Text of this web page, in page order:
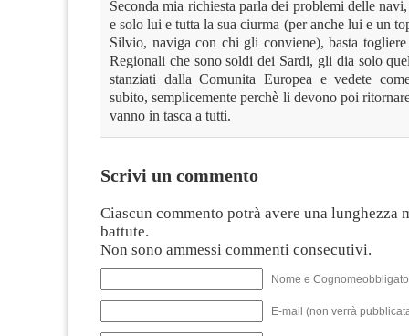
Seconda mia richiesta parla dei problemi delle
e solo lui e tutta la sua ciurma (per anche lui e un
Silvio, naviga con chi gli conviene), basta
Regionali che sono soldi dei Sardi, gli dia solo
stanziati dalla Comunita Europea e vedete
subito, semplicemente perchè li devono poi
vanno in tasca a tutti.
Scrivi un commento
Ciascun commento potrà avere una lunghezza
battute.
Non sono ammessi commenti consecutivi.
Nome e
E-mail (non verrà